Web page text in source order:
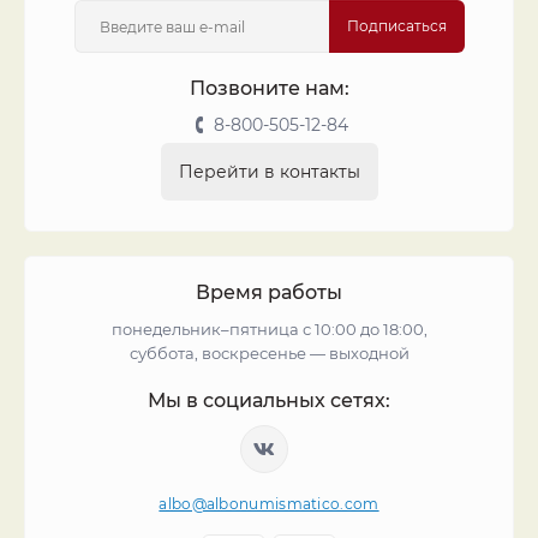
Подписаться
Позвоните нам:
8-800-505-12-84
Перейти в контакты
Время работы
понедельник–пятница с 10:00 до 18:00,
суббота, воскресенье — выходной
Мы в социальных сетях:
albo@albonumismatico.com